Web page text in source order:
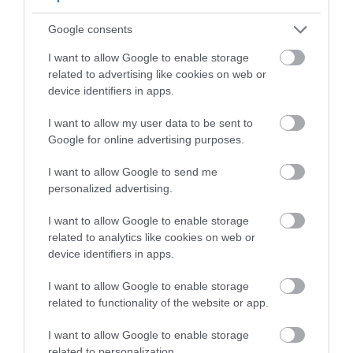
Google consents
I want to allow Google to enable storage
related to advertising like cookies on web or
device identifiers in apps.
I want to allow my user data to be sent to
Google for online advertising purposes.
I want to allow Google to send me
personalized advertising.
I want to allow Google to enable storage
related to analytics like cookies on web or
device identifiers in apps.
I want to allow Google to enable storage
related to functionality of the website or app.
I want to allow Google to enable storage
formálta, ahol misszionáriusként azonosult a
bányászok sorsával, végül az állását is elveszítve.
látásmódját
Goya fekete festményein nem az a
legijesztőbb, amit elsőre látunk
Nuenenben ez a gondolkodás képpé sűrűsödött.
Van Gogh
annyirahitt A krumplievők
ben, hogy
litográfiát készíttetett róla, ám testvére, Theo túl
sötétnek tartotta a képet a kor ízléséhez. A
művészt: Franciaországban, már világosabb
korszakában is visszatért hozzá, és egy második
változat tervével foglalkozott, amely végül nem
valósult meg.